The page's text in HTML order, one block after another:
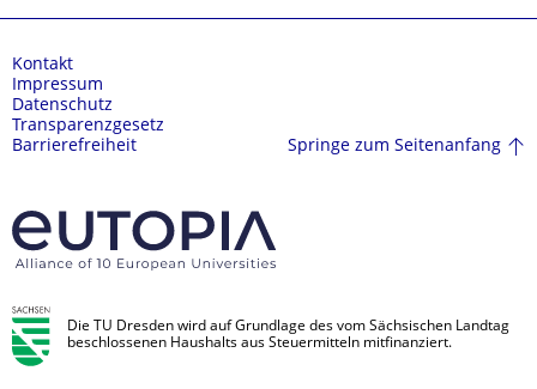
Kontakt
Impressum
Datenschutz
Transparenzgesetz
Barrierefreiheit
Springe zum Seitenanfang
Die TU Dresden wird auf Grundlage des vom Sächsischen Landtag
beschlossenen Haushalts aus Steuermitteln mitfinanziert.